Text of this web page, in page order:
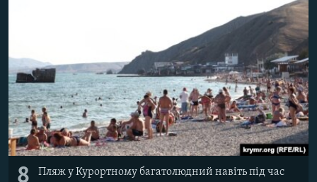
8
Пляж у Курортному багатолюдний навіть під час